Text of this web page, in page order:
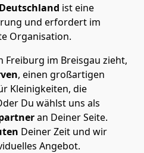
ist eine
und erfordert im
Organisation.
Freiburg im Breisgau zieht,
, einen großartigen
Kleinigkeiten, die
Du wählst uns als
an Deiner Seite.
Deiner Zeit und wir
Angebot.